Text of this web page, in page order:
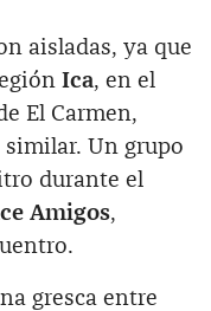
aisladas, ya que
Ica, en el
El Carmen,
Un grupo
durante el
Amigos,
gresca entre